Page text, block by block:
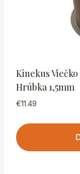
Kinekus
Hrúbka 1,5mm
€11.49